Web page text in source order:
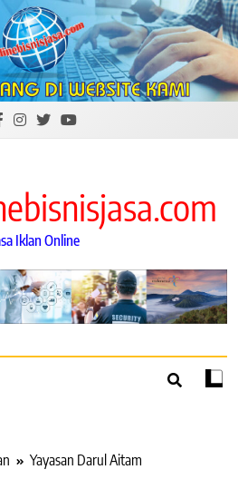
Iklan Online
Yayasan Darul Aitam